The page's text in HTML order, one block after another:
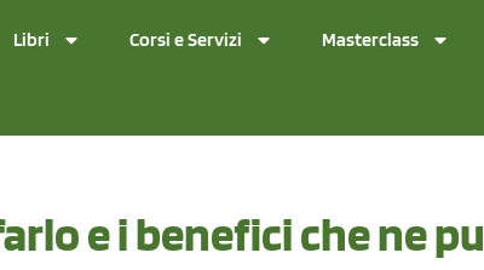
Libri Corsi e Servizi Masterclass
e i benefici che ne